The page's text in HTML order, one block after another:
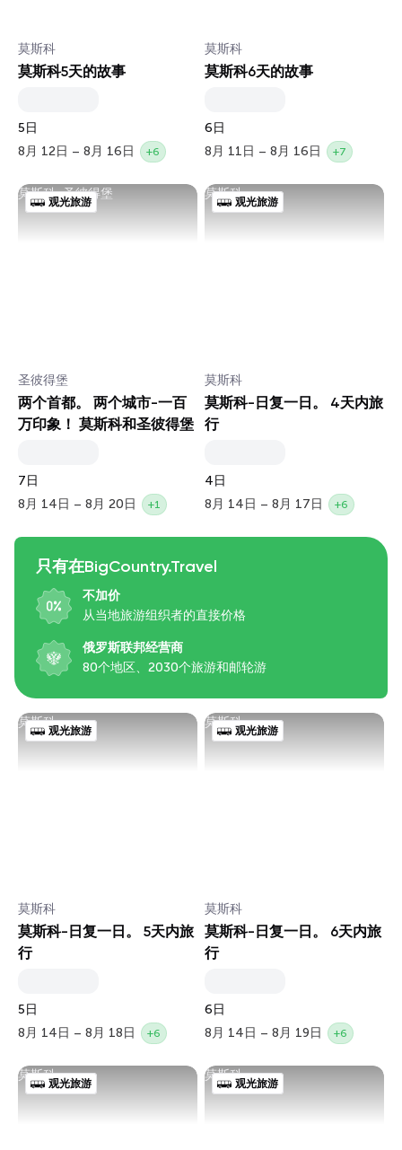
莫斯科
莫斯科5天的故事
5日
8月 12日 – 8月 16日
+6
莫斯科
莫斯科6天的故事
6日
8月 11日 – 8月 16日
+7
观光旅游
莫斯科, 圣彼得堡
圣彼得堡
两个首都。 两个城市-一百
万印象！ 莫斯科和圣彼得堡
7日
8月 14日 – 8月 20日
+1
观光旅游
莫斯科
莫斯科
莫斯科-日复一日。 4天内旅
行
4日
8月 14日 – 8月 17日
+6
只有在BigCountry.Travel
不加价
从当地旅游组织者的直接价格
俄罗斯联邦经营商
80个地区、2030个旅游和邮轮游
观光旅游
莫斯科
莫斯科
莫斯科-日复一日。 5天内旅
行
5日
8月 14日 – 8月 18日
+6
观光旅游
莫斯科
莫斯科
莫斯科-日复一日。 6天内旅
行
6日
8月 14日 – 8月 19日
+6
观光旅游
莫斯科
观光旅游
莫斯科